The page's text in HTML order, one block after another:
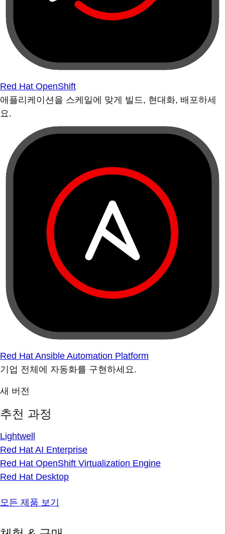
Red Hat OpenShift
애플리케이션을 스케일에 맞게 빌드, 현대화, 배포하세
요.
Red Hat Ansible Automation Platform
기업 전체에 자동화를 구현하세요.
새 버전
추천 과정
Lightwell
Red Hat AI Enterprise
Red Hat OpenShift Virtualization Engine
Red Hat Desktop
모든 제품 보기